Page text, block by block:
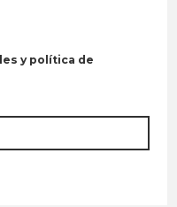
y política de